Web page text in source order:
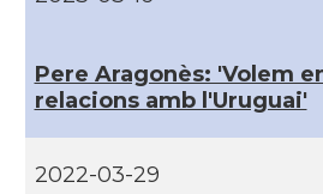
Pere Aragonès: 'Volem
relacions amb l'Uruguai'
2022-03-29